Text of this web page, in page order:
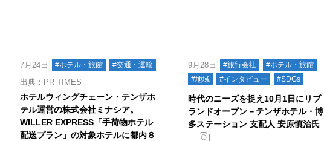
7月24日 #ホテル・旅館 #交通・運輸
出典：PR TIMES
ホテルウィングチェーン・テンザホ
テル運営の株式会社ミナシア。
WILLER EXPRESS「手荷物ホテル
配送プラン」の対象ホテルに都内８
9月28日 #旅行会社
#ホテル・旅館
#地域
#インタビュー #SDGs
時代のニーズを捉え10月1日にリブ
ランドオープン－テンザホテル・博
多ステーション 支配人 安原慎治氏